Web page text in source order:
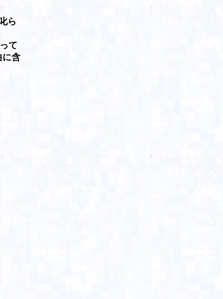
ら
て
に含